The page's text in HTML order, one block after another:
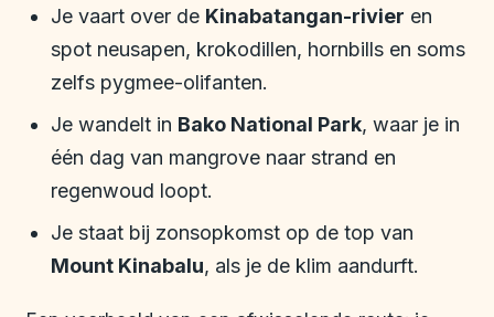
Je vaart over de Kinabatangan-rivier en
spot neusapen, krokodillen, hornbills en soms
zelfs pygmee-olifanten.
Je wandelt in Bako National Park, waar je in
één dag van mangrove naar strand en
regenwoud loopt.
Je staat bij zonsopkomst op de top van
Mount Kinabalu, als je de klim aandurft.